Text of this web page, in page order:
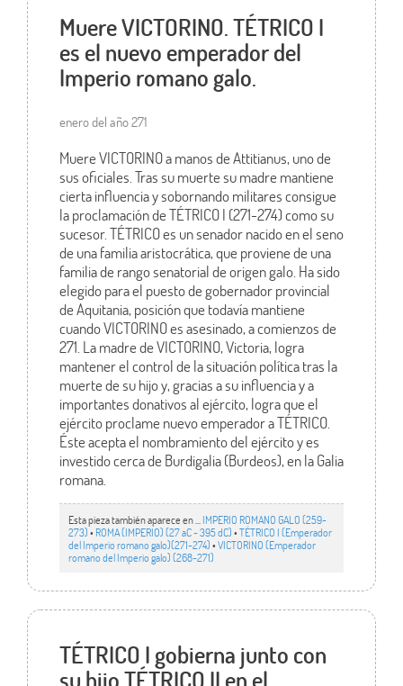
Muere VICTORINO. TÉTRICO I
es el nuevo emperador del
Imperio romano galo.
enero del año 271
Muere VICTORINO a manos de Attitianus, uno de
sus oficiales. Tras su muerte su madre mantiene
cierta influencia y sobornando militares consigue
la proclamación de TÉTRICO I (271-274) como su
sucesor. TÉTRICO es un senador nacido en el seno
de una familia aristocrática, que proviene de una
familia de rango senatorial de origen galo. Ha sido
elegido para el puesto de gobernador provincial
de Aquitania, posición que todavía mantiene
cuando VICTORINO es asesinado, a comienzos de
271. La madre de VICTORINO, Victoria, logra
mantener el control de la situación política tras la
muerte de su hijo y, gracias a su influencia y a
importantes donativos al ejército, logra que el
ejército proclame nuevo emperador a TÉTRICO.
Éste acepta el nombramiento del ejército y es
investido cerca de Burdigalia (Burdeos), en la Galia
romana.
Esta pieza también aparece en ... IMPERIO ROMANO GALO (259-
273)• ROMA (IMPERIO) (27 aC - 395 dC)•TÉTRICO I (Emperador
del Imperio romano galo)(271-274)•VICTORINO (Emperador
romano del Imperio galo) (268-271)
TÉTRICO I gobierna junto con
su hijo TÉTRICO II en el